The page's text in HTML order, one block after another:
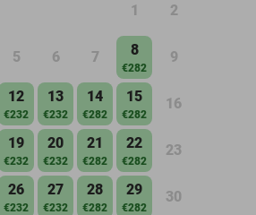
1 2
5 6 7 8
€282
9
12
€232
13
€232
14
€282
15
€282
16
19
€232
20
€232
21
€282
22
€282
23
26
€232
27
€232
28
€282
29
€282
30